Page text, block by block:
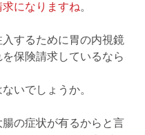
になりますね。
するために胃の内視鏡
保険請求しているなら
いでしょうか。
腸の症状が有るからと言